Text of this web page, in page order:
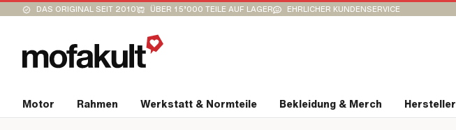
DAS ORIGINAL SEIT 2010 ÜBER 15’000 TEILE AUF LAGER EHRLICHER KUNDENSERVICE
Motor Rahmen Werkstatt & Normteile Bekleidung & Merch Hersteller